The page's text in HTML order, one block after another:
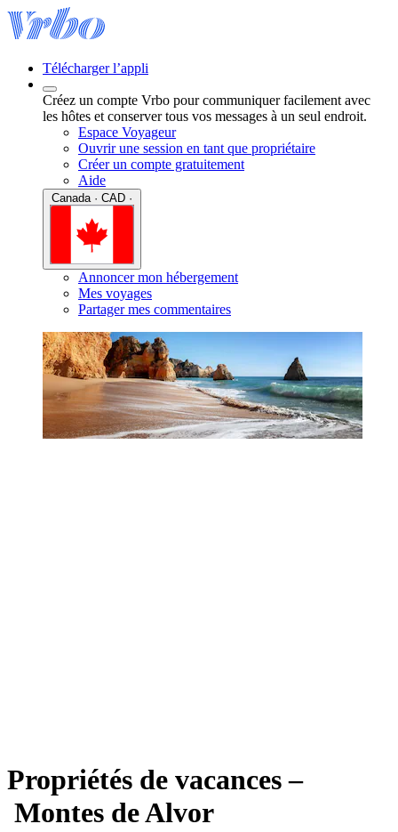
Télécharger l’appli
Créez un compte Vrbo pour communiquer facilement avec
les hôtes et conserver tous vos messages à un seul endroit.
Espace Voyageur
Ouvrir une session en tant que propriétaire
Créer un compte gratuitement
Aide
Annoncer mon hébergement
Mes voyages
Partager mes commentaires
Propriétés de vacances –
Montes de Alvor